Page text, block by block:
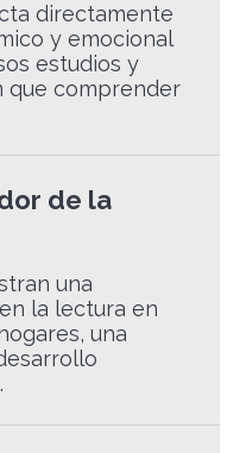
directamente
y emocional
estudios y
que comprender
de la
una
la lectura en
una